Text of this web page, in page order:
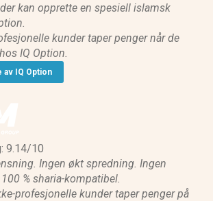
kan opprette en spesiell islamsk
kunder taper penger når de
IQ Option.
av IQ Option
9.14/10
Ingen økt spredning. Ingen
% sharia-kompatibel.
profesjonelle kunder taper penger på